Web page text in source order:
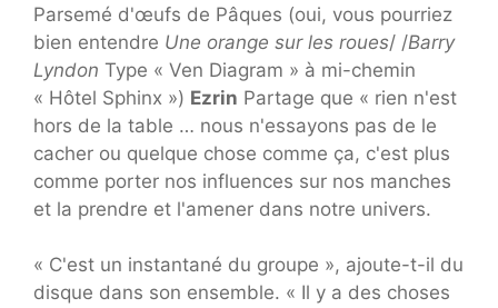
Parsemé d'œufs de Pâques (oui, vous pourriez
bien entendre Une orange sur les roues/ /Barry
Lyndon Type « Ven Diagram » à mi-chemin
« Hôtel Sphinx ») Ezrin Partage que « rien n'est
hors de la table … nous n'essayons pas de le
cacher ou quelque chose comme ça, c'est plus
comme porter nos influences sur nos manches
et la prendre et l'amener dans notre univers.
« C'est un instantané du groupe », ajoute-t-il du
disque dans son ensemble. « Il y a des choses